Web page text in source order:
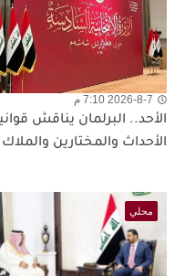
2026-8-7 7:10 م
الأحد.. البرلمان يناقش
الأحداث والمختارين والملاك
محلي